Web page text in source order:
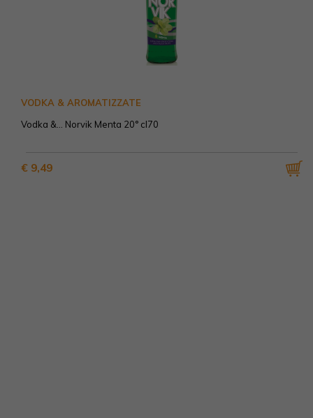
VODKA & AROMATIZZATE
Vodka &... Norvik Menta 20° cl70
€ 9,49